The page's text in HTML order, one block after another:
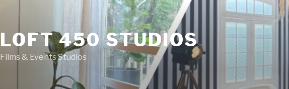
LOFT 450 STUDIOS
Films & Events Studios